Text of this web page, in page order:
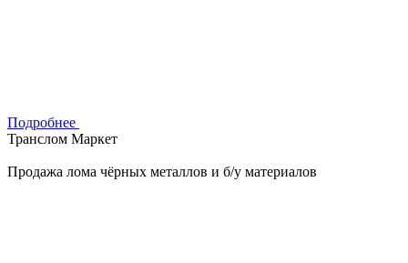
Подробнее
Транслом Маркет
Продажа лома чёрных металлов и б/у материалов